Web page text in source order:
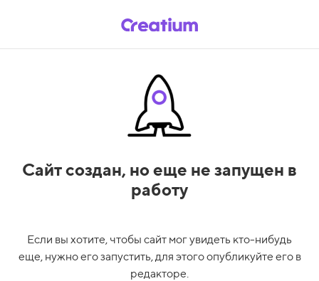
Сайт создан, но еще не запущен в
работу
Если вы хотите, чтобы сайт мог увидеть кто-нибудь
еще, нужно его запустить, для этого опубликуйте его в
редакторе.